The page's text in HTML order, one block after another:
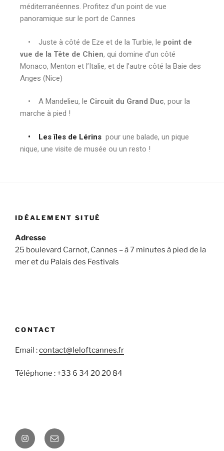
méditerranéennes. Profitez d’un point de vue
panoramique sur le port de Cannes
• Juste à côté de Eze et de la Turbie, le point de
vue de la Tête de Chien, qui domine d’un côté
Monaco, Menton et l’Italie, et de l’autre côté la Baie des
Anges (Nice)
• A Mandelieu, le Circuit du Grand Duc, pour la
marche à pied !
• Les îles de Lérins pour une balade, un pique
nique, une visite de musée ou un resto !
IDÉALEMENT SITUÉ
Adresse
25 boulevard Carnot, Cannes – à 7 minutes à pied de la
mer et du Palais des Festivals
CONTACT
Email :contact@leloftcannes.fr
Téléphone : +33 6 34 20 20 84